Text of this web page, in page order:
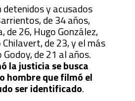
detenidos y acusados
de 34 años,
de 26, Hugo González,
de 23, y el más
de 21 al años.
la justicia se busca
hombre que filmó el
ser identificado.